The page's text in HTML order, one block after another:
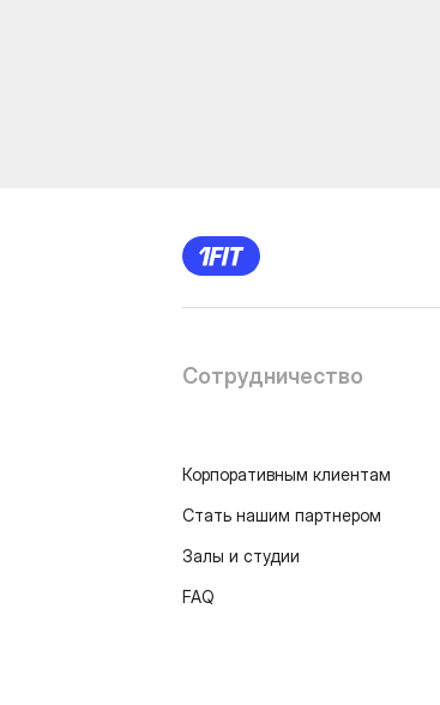
Сотрудничество
Корпоративным клиентам
Стать нашим партнером
Залы и студии
FAQ